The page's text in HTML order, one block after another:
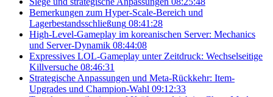
Bemerkungen zum Hyper-Scale-Bereich und
Lagerbestandsschließung 08:41:28
High-Level-Gameplay im koreanischen Server: Mechanics
und Server-Dynamik 08:44:08
Expressives LOL-Gameplay unter Zeitdruck: Wechselseitige
Killversuche 08:46:31
Strategische Anpassungen und Meta-Rückkehr: Item-
Upgrades und Champion-Wahl 09:12:33